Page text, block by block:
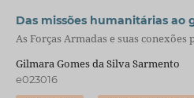
Das missões humanitárias ao
As Forças Armadas e suas conexões
Gilmara Gomes da Silva Sarmento
e023016